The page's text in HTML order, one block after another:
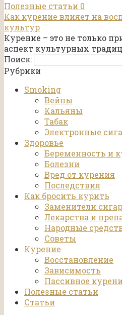
Полезные статьи 0
Как курение влияет на
культур
Курение – это не только
аспект культурных
Поиск:
Рубрики
Smoking
Вейпы
Кальяны
Табак
Электронные
Здоровье
Беременность и
Болезни
Вред от курения
Последствия
Как бросить курить
Заменители
Лекарства и
Народные
Советы
Курение
Восстановление
Зависимость
Пассивное
Полезные статьи
Статьи